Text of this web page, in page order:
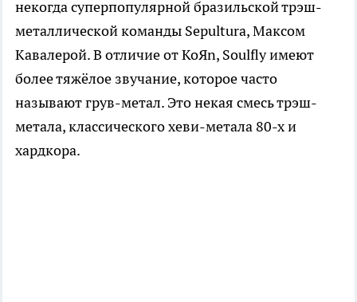
некогда суперпопулярной бразильской трэш-
металлической команды Sepultura, Максом
Кавалерой. В отличие от KoЯn, Soulfly имеют
более тяжёлое звучание, которое часто
называют грув-метал. Это некая смесь трэш-
метала, классического хеви-метала 80-х и
хардкора.